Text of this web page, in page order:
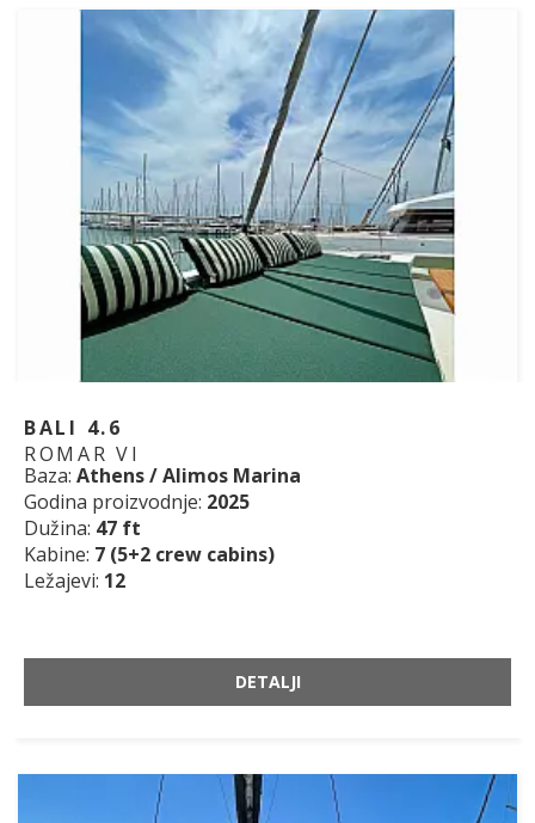
BALI 4.6
ROMAR VI
Baza: Athens / Alimos Marina
Godina proizvodnje: 2025
Dužina: 47 ft
Kabine: 7 (5+2 crew cabins)
Ležajevi: 12
DETALJI